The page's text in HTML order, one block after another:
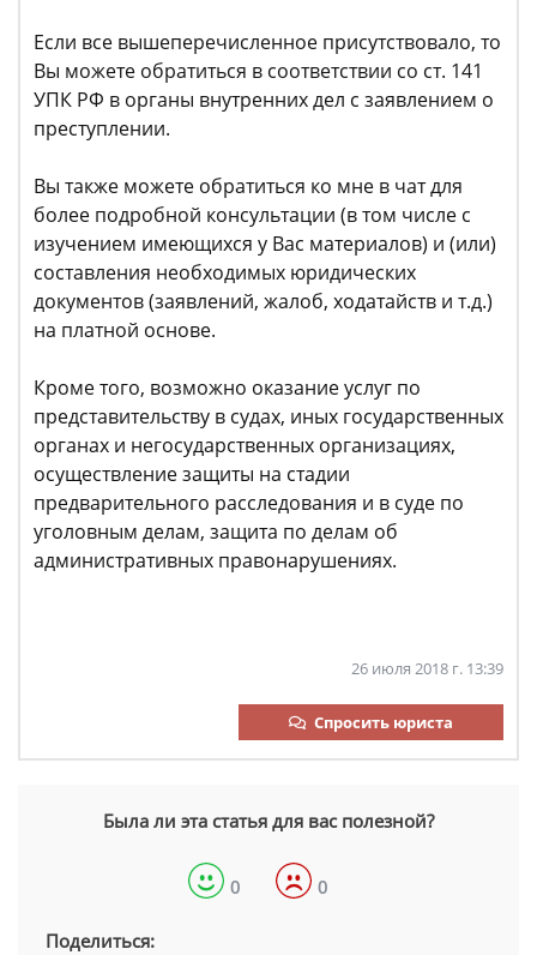
Если все вышеперечисленное присутствовало, то
Вы можете обратиться в соответствии со ст. 141
УПК РФ в органы внутренних дел с заявлением о
преступлении.
Вы также можете обратиться ко мне в чат для
более подробной консультации (в том числе с
изучением имеющихся у Вас материалов) и (или)
составления необходимых юридических
документов (заявлений, жалоб, ходатайств и т.д.)
на платной основе.
Кроме того, возможно оказание услуг по
представительству в судах, иных государственных
органах и негосударственных организациях,
осуществление защиты на стадии
предварительного расследования и в суде по
уголовным делам, защита по делам об
административных правонарушениях.
26 июля 2018 г. 13:39
Спросить юриста
Была ли эта статья для вас полезной?
0 0
Поделиться: